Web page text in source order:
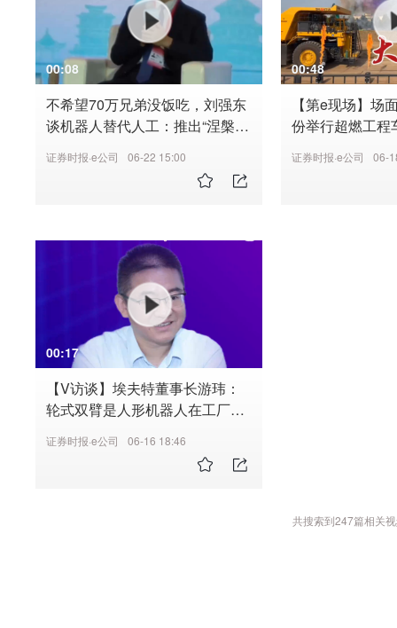
00:08
不希望70万兄弟没饭吃，刘强东
谈机器人替代人工：推出“涅槃计
行技能培训，让他们负责机器人
证券时报·e公司 06-22 15:00
00:48
【第e现场】场
份举行超燃工程
证券时报·e公司 06-
00:17
【V访谈】埃夫特董事长游玮：
轮式双臂是人形机器人在工厂落
证券时报·e公司 06-16 18:46
共搜索到247篇相关